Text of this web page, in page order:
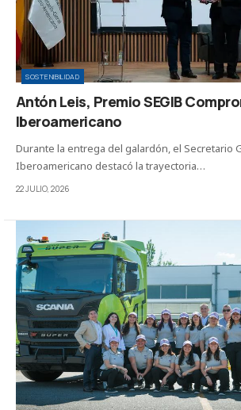
SOSTENIBILIDAD
Antón Leis, Premio SEGIB
Iberoamericano
Durante la entrega del galardón, el Secretario
Iberoamericano destacó la trayectoria…
22 JULIO, 2026